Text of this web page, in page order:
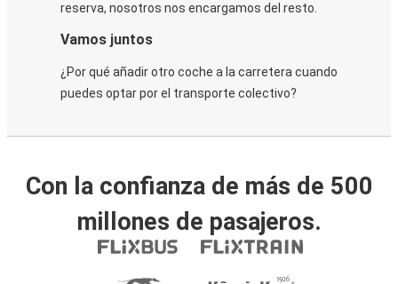
reserva, nosotros nos encargamos del resto.
Vamos juntos
¿Por qué añadir otro coche a la carretera cuando
puedes optar por el transporte colectivo?
Con la confianza de más de 500
millones de pasajeros.